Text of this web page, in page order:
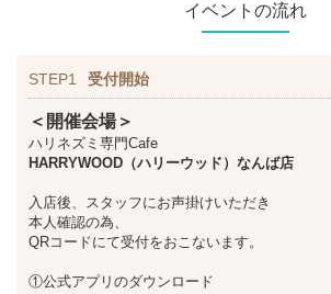
イベントの流れ
STEP1 受付開始
＜開催会場＞
ハリネズミ専門Cafe
HARRYWOOD（ハリーウッド）なんば店
入店後、スタッフにお声掛けいただき
本人確認の為、
QRコードにて受付をおこないます。
①公式アプリのダウンロード